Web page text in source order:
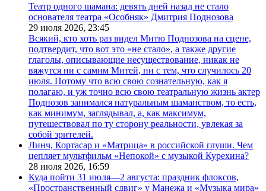
Театр одного шамана: девять дней назад не стало
основателя театра «Особняк» Дмитрия Поднозова
29 июля 2026, 23:45
Всякий, кто хоть раз видел Митю Поднозова на сцене,
подтвердит, что вот это «не стало», а также другие
глаголы, описывающие несуществование, никак не
вяжутся ни с самим Митей, ни с тем, что случилось 20
июля. Потому что всю свою сознательную, как я
полагаю, и уж точно всю свою театральную жизнь актер
Поднозов занимался натуральным шаманством, то есть,
как минимум, заглядывал, а, как максимум,
путешествовал по ту сторону реальности, увлекая за
собой зрителей.
Линч, Кортасар и «Матрица» в российской глуши. Чем
цепляет мультфильм «Непокой» с музыкой Курехина?
28 июля 2026, 16:59
Куда пойти 31 июля—2 августа: праздник флоксов,
«Пространственный сдвиг» у Манежа и «Музыка мира»